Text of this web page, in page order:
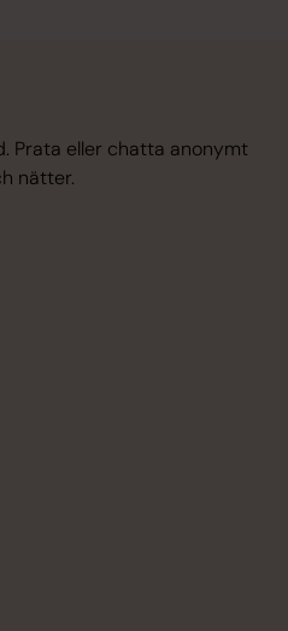
Prata eller chatta anonymt
nätter.